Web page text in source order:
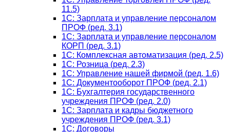
11.5)
1C: Зарплата и управление персоналом
ПРОФ (ред. 3.1)
1C: Зарплата и управление персоналом
КОРП (ред. 3.1)
1C: Комплексная автоматизация (ред. 2.5)
1С: Розница (ред. 2.3)
1С: Управление нашей фирмой (ред. 1.6)
1С: Документооборот ПРОФ (ред. 2.1)
1C: Бухгалтерия государственного
учреждения ПРОФ (ред. 2.0)
1C: Зарплата и кадры бюджетного
учреждения ПРОФ (ред. 3.1)
1С: Договоры